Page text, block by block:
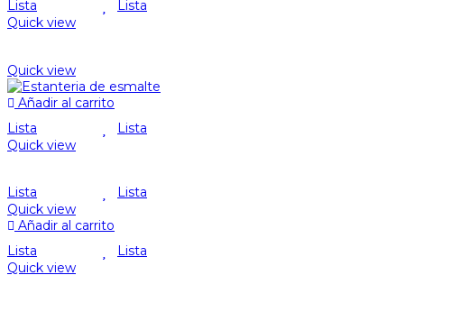
Lista
Lista
Quick view
Quick view
Añadir al carrito
Lista
Lista
Quick view
Lista
Lista
Quick view
Añadir al carrito
Lista
Lista
Quick view